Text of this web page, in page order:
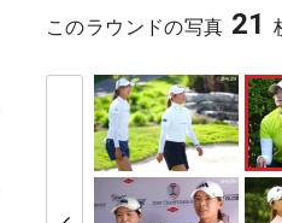
このラウンドの写真 21